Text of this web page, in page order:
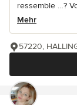
ressemble …?
Mehr
57220,